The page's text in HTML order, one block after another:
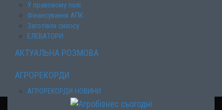
У правовому полі
Фінансування АПК
Заготівля силосу
ЕЛЕВАТОРИ
АКТУАЛЬНА РОЗМОВА
АГРОРЕКОРДИ
АГРОРЕКОРДИ НОВИНИ